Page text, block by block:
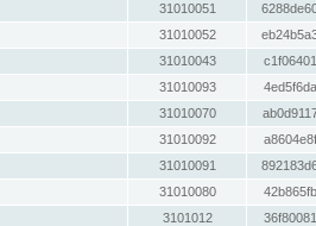
31010051
31010052
31010043
31010093
31010070
31010092
31010091
31010080
3101012